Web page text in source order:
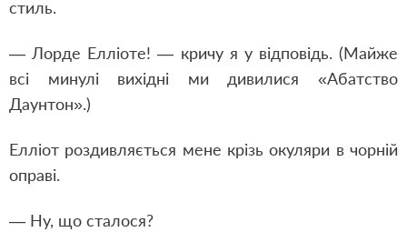
стиль.
— Лорде Елліоте! — кричу я у відповідь. (Майже
всі минулі вихідні ми дивилися «Абатство
Даунтон».)
Елліот роздивляється мене крізь окуляри в чорній
оправі.
— Ну, що сталося?